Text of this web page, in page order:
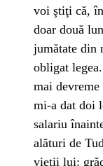
voi ştiţi că,
doar două
jumătate din
obligat
mai
mi-a dat doi
salariu
alături de
vieţii lui: